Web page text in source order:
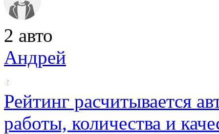
2 авто
Андрей
Рейтинг расчитывается
работы, количества и